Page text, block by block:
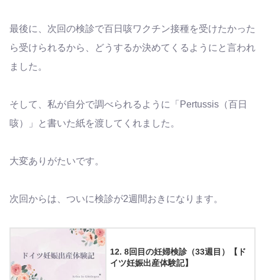
最後に、次回の検診で百日咳ワクチン接種を受けたかった
ら受けられるから、どうするか決めてくるようにと言われ
ました。
そして、私が自分で調べられるように「Pertussis（百日
咳）」と書いた紙を渡してくれました。
大変ありがたいです。
次回からは、ついに検診が2週間おきになります。
12. 8回目の妊婦検診（33週目）【ド
イツ妊娠出産体験記】